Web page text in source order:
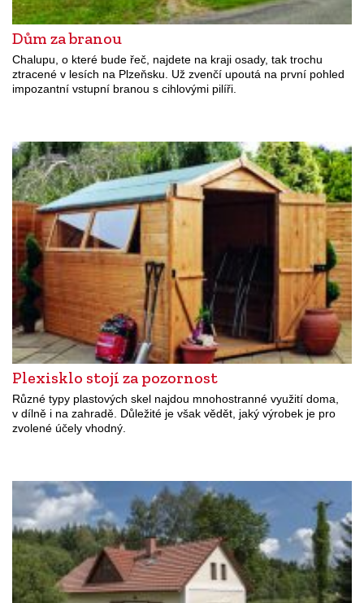
Dům za branou
Chalupu, o které bude řeč, najdete na kraji osady, tak trochu
ztracené v lesích na Plzeňsku. Už zvenčí upoutá na první pohled
impozantní vstupní branou s cihlovými pilíři.
Plexisklo stojí za pozornost
Různé typy plastových skel najdou mnohostranné využití doma,
v dílně i na zahradě. Důležité je však vědět, jaký výrobek je pro
zvolené účely vhodný.